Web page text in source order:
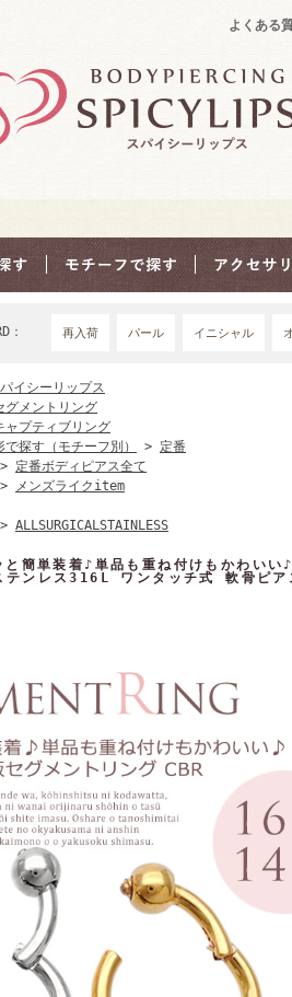
よくある
： 再入荷 パール イニシャル
イシーリップス
グメントリング
ャプティブリング
で探す（モチーフ別） > 定番
> 定番ボディピアス全て
>
メンズライクitem
> ALLSURGICALSTAINLESS
簡単装着♪単品も重ね付けもかわい
テンレス316L ワンタッチ式 軟骨ピア